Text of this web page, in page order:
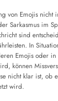
von Emojis nicht
Sarkasmus im
sind
In
Emojis oder in
können
nicht klar ist, ob
wird.